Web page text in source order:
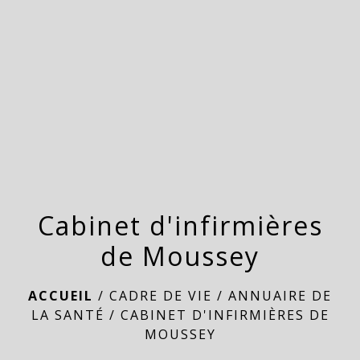
Cabinet d'infirmières
de Moussey
ACCUEIL / CADRE DE VIE / ANNUAIRE DE
LA SANTÉ / CABINET D'INFIRMIÈRES DE
MOUSSEY